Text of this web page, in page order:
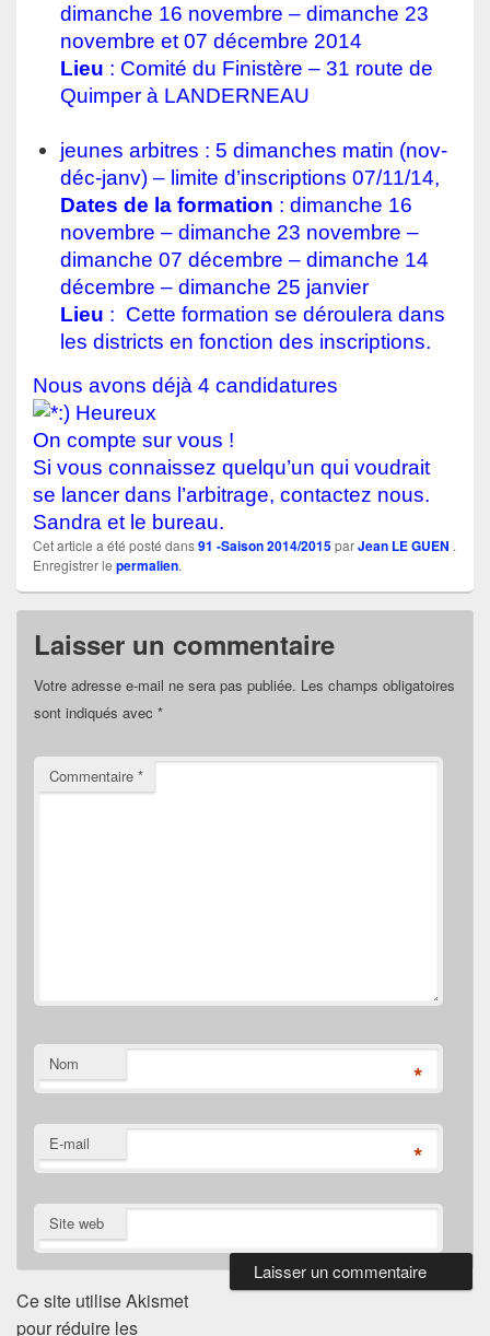
dimanche 16 novembre – dimanche 23
novembre et 07 décembre 2014
Lieu : Comité du Finistère – 31 route de
Quimper à LANDERNEAU
jeunes arbitres : 5 dimanches matin (nov-
déc-janv) – limite d’inscriptions 07/11/14,
Dates de la formation : dimanche 16
novembre – dimanche 23 novembre –
dimanche 07 décembre – dimanche 14
décembre – dimanche 25 janvier
Lieu : Cette formation se déroulera dans
les districts en fonction des inscriptions.
Nous avons déjà 4 candidatures
On compte sur vous !
Si vous connaissez quelqu’un qui voudrait
se lancer dans l’arbitrage, contactez nous.
Sandra et le bureau.
Cet article a été posté dans91 -Saison 2014/2015parJean LE GUEN .
Enregistrer le permalien.
Laisser un commentaire
Votre adresse e-mail ne sera pas publiée. Les champs obligatoires
sont indiqués avec *
Commentaire *
Nom *
E-mail *
Site web
Ce site utilise Akismet
pour réduire les